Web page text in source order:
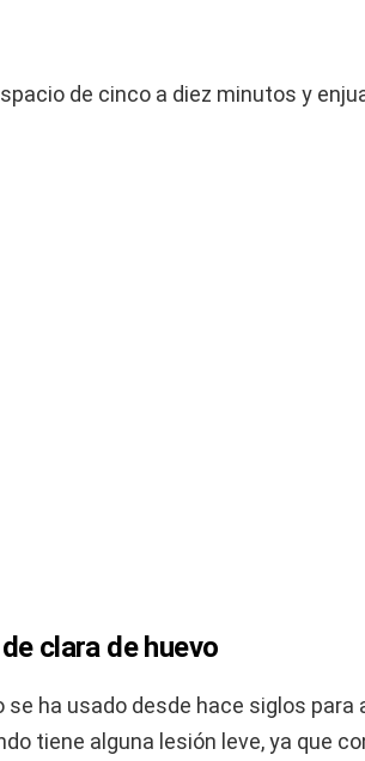
de cinco a diez minutos y
clara de huevo
se ha usado desde hace siglos para
tiene alguna lesión leve, ya que